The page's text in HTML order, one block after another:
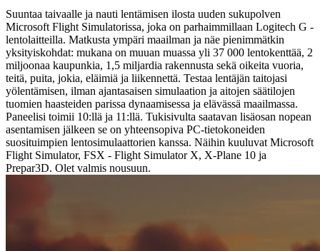
Suuntaa taivaalle ja nauti lentämisen ilosta uuden sukupolven
Microsoft Flight Simulatorissa, joka on parhaimmillaan Logitech G -
lentolaitteilla. Matkusta ympäri maailman ja näe pienimmätkin
yksityiskohdat: mukana on muuan muassa yli 37 000 lentokenttää, 2
miljoonaa kaupunkia, 1,5 miljardia rakennusta sekä oikeita vuoria,
teitä, puita, jokia, eläimiä ja liikennettä. Testaa lentäjän taitojasi
yölentämisen, ilman ajantasaisen simulaation ja aitojen säätilojen
tuomien haasteiden parissa dynaamisessa ja elävässä maailmassa.
Paneelisi toimii 10:llä ja 11:llä. Tukisivulta saatavan lisäosan nopean
asentamisen jälkeen se on yhteensopiva PC-tietokoneiden
suosituimpien lentosimulaattorien kanssa. Näihin kuuluvat Microsoft
Flight Simulator, FSX - Flight Simulator X, X-Plane 10 ja
Prepar3D. Olet valmis nousuun.